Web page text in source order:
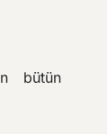
bütün